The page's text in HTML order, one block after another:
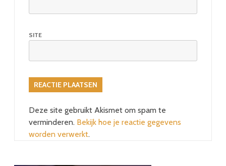
SITE
Deze site gebruikt Akismet om spam te
verminderen. Bekijk hoe je reactie gegevens
worden verwerkt.